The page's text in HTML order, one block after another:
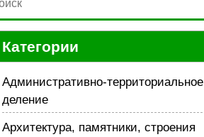
Категории
Административно-территориальное
деление
Архитектура, памятники, строения